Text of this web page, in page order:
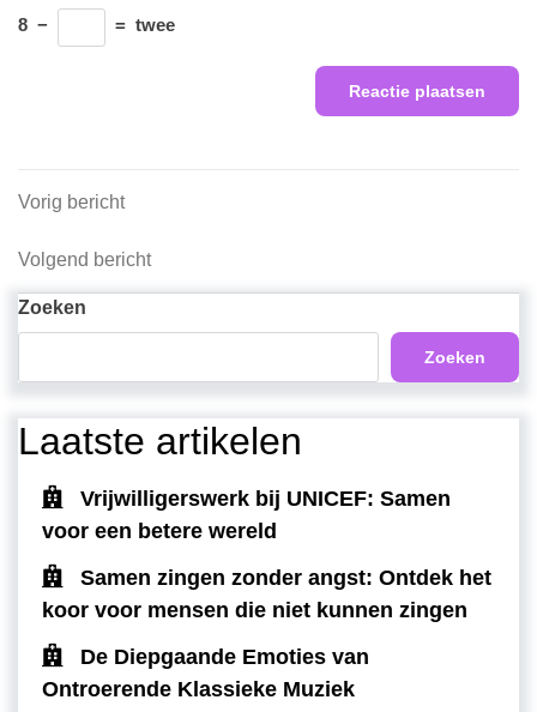
8 − = twee
Berichtnavigatie
Vorig
Vorig bericht
Volgend
Volgend bericht
Zoeken
Zoeken
Laatste artikelen
Vrijwilligerswerk bij UNICEF: Samen
voor een betere wereld
Samen zingen zonder angst: Ontdek het
koor voor mensen die niet kunnen zingen
De Diepgaande Emoties van
Ontroerende Klassieke Muziek